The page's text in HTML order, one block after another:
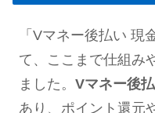
「Vマネー後払い 現
て、ここまで仕組み
ました。 Vマネー後
あり、ポイント還元